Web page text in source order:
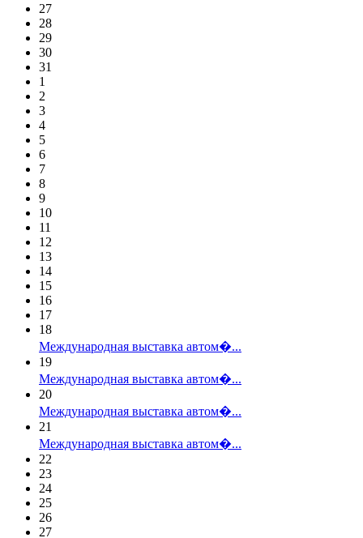
27
28
29
30
31
1
2
3
4
5
6
7
8
9
10
11
12
13
14
15
16
17
18
Международная выставка автом�...
19
Международная выставка автом�...
20
Международная выставка автом�...
21
Международная выставка автом�...
22
23
24
25
26
27